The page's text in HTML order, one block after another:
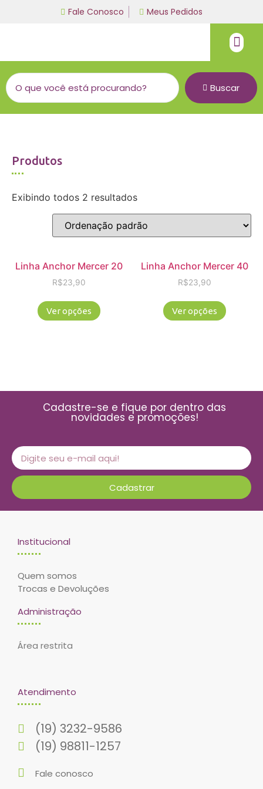
Fale Conosco Meus Pedidos
Buscar
Produtos
Exibindo todos 2 resultados
Linha Anchor Mercer 20
R$23,90
Ver opções
Linha Anchor Mercer 40
R$23,90
Ver opções
Cadastre-se e fique por dentro das
novidades e promoções!
Cadastrar
Institucional
Quem somos
Trocas e Devoluções
Administração
Área restrita
Atendimento
(19) 3232-9586
(19) 98811-1257
Fale conosco